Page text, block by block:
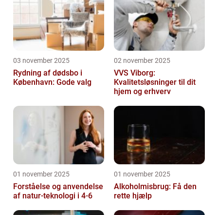
03 november 2025
Rydning af dødsbo i
København: Gode valg
02 november 2025
VVS Viborg:
Kvalitetsløsninger til dit
hjem og erhverv
01 november 2025
Forståelse og anvendelse
af natur-teknologi i 4-6
01 november 2025
Alkoholmisbrug: Få den
rette hjælp